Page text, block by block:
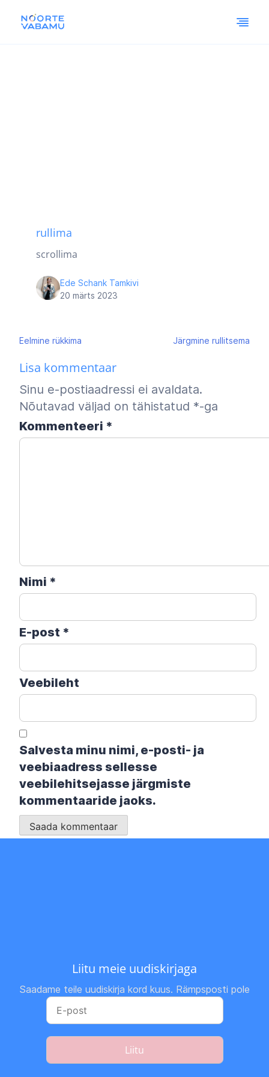
rullima
scrollima
Ede Schank Tamkivi
20 märts 2023
Navigeerimine
Eelmine rükkima Järgmine rullitsema
Lisa kommentaar
Sinu e-postiaadressi ei avaldata.
Nõutavad väljad on tähistatud *-ga
Kommenteeri *
Nimi *
E-post *
Veebileht
Salvesta minu nimi, e-posti- ja
veebiaadress sellesse
veebilehitsejasse järgmiste
kommentaaride jaoks.
Liitu meie uudiskirjaga
Saadame teile uudiskirja kord kuus. Rämpsposti pole
Liitu